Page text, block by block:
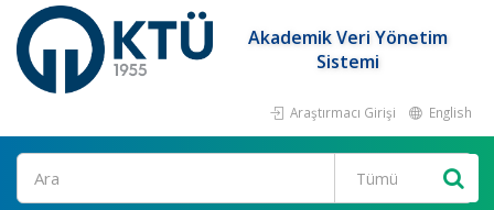
Akademik Veri Yönetim
Sistemi
Araştırmacı Girişi English
Ara